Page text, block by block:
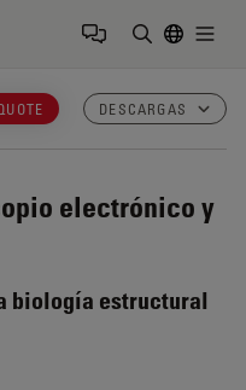
DESCARGAS
electrónico y
biología estructural